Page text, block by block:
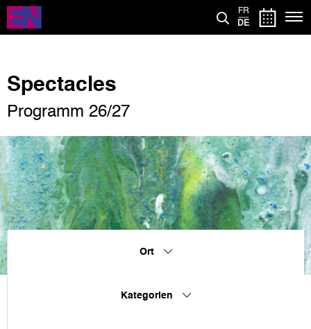
Direkt
zum
Inhalt
FR
DE
Spectacles
Programm 26/27
Ort
Kategorien